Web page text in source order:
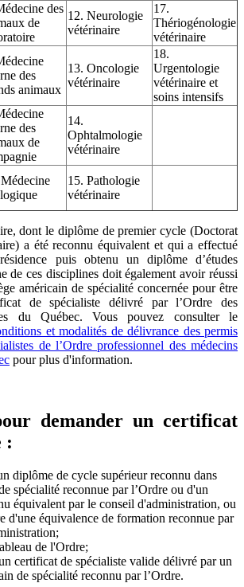
des
de
12. Neurologie
vétérinaire
17.
Thériogénologie
vétérinaire
des
animaux
13. Oncologie
vétérinaire
18.
Urgentologie
vétérinaire et
soins intensifs
des
de
14.
Ophtalmologie
vétérinaire
15. Pathologie
vétérinaire
dont le diplôme de premier cycle (Doctorat
a été reconnu équivalent et qui a effectué
puis obtenu un diplôme d’études
de ces disciplines doit également avoir réussi
américain de spécialité concernée pour être
de spécialiste délivré par l’Ordre des
du Québec. Vous pouvez consulter le
et modalités de délivrance des permis
de l’Ordre professionnel des médecins
pour plus d'information.
demander un certificat
:
diplôme de cycle supérieur reconnu dans
spécialité reconnue par l’Ordre ou d'un
équivalent par le conseil d'administration, ou
d'une équivalence de formation reconnue par
de l'Ordre;
certificat de spécialiste valide délivré par un
de spécialité reconnu par l’Ordre.